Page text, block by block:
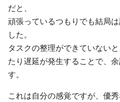
だと、
頑張っているつもりでも結局
した。
タスクの整理ができていない
たり遅延が発生することで、
す。
これは自分の感覚ですが、優